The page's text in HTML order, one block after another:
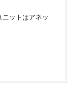
ニットはアネッ